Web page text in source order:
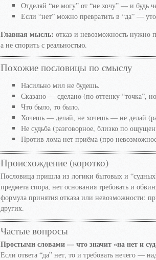
Отделяй “не могу” от “не хочу” — и будь
Если “нет” можно превратить в “да” —
Главная мысль: отказ и невозможность нужно
а не спорить с реальностью.
Похожие пословицы по смыслу
Насильно мил не будешь.
Сказано — сделано (по оттенку “точка”,
Что было, то было.
Хочешь — делай, не хочешь — не делай
Не судьба (разговорное, близко по
Против лома нет приёма (про
Происхождение (коротко)
Пословица пришла из логики бытовых и
предмета спора, нет основания требовать и
формула принятия отказа или невозможности:
других.
Частые вопросы
Простыми словами — что значит «на нет и
Если ответа “да” нет, то и требовать нечего —